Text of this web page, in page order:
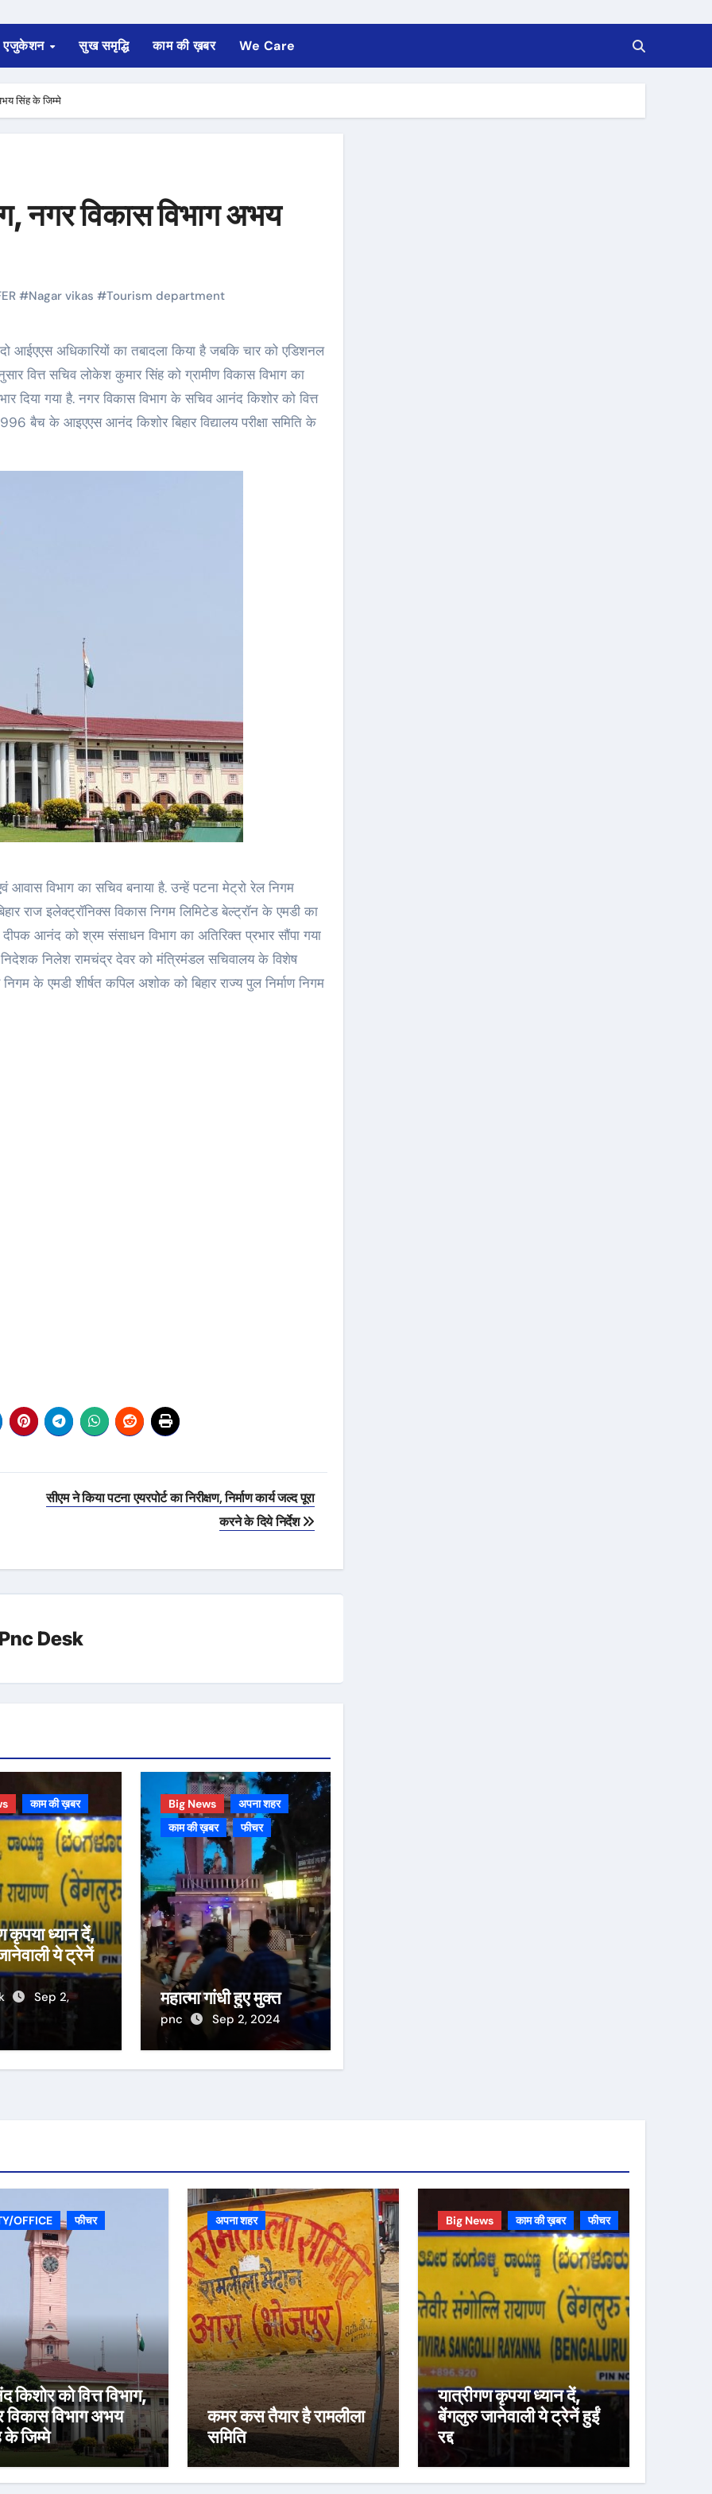
एजुकेशन सुख समृद्धि काम की ख़बर We Care
सिंह के जिम्मे
नगर विकास विभाग अभय
#Nagar vikas #Tourism department
वित्त सचिव लोकेश कुमार सिंह को ग्रामीण विकास विभाग का
दिया गया है. नगर विकास विभाग के सचिव आनंद किशोर को वित्त
बैच के आइएएस आनंद किशोर बिहार विद्यालय परीक्षा समिति के
विभाग का सचिव बनाया है. उन्हें पटना मेट्रो रेल निगम
राज इलेक्ट्रॉनिक्स विकास निगम लिमिटेड बेल्ट्रॉन के एमडी का
दीपक आनंद को श्रम संसाधन विभाग का अतिरिक्त प्रभार सौंपा गया
निदेशक निलेश रामचंद्र देवर को मंत्रिमंडल सचिवालय के विशेष
के एमडी शीर्षत कपिल अशोक को बिहार राज्य पुल निर्माण निगम
सीएम ने किया पटना एयरपोर्ट का निरीक्षण, निर्माण कार्य जल्द पूरा
करने के दिये निर्देश
Desk
काम की ख़बर
कृपया ध्यान दें,
ये ट्रेनें
Sep 2,
Big News
अपना शहर
काम की ख़बर
फीचर
महात्मा गांधी हुए मुक्त
pnc Sep 2, 2024
OFFICE फीचर
किशोर को वित्त विभाग,
विकास विभाग अभय
के जिम्मे
अपना शहर
कमर कस तैयार है रामलीला
समिति
Big News काम की ख़बर फीचर
यात्रीगण कृपया ध्यान दें,
बेंगलुरु जानेवाली ये ट्रेनें हुईं
रद्द